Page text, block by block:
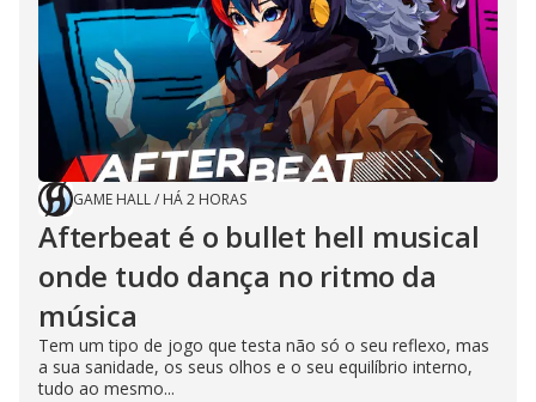
GAME HALL/ HÁ 2 HORAS
Afterbeat é o bullet hell musical
onde tudo dança no ritmo da
música
Tem um tipo de jogo que testa não só o seu reflexo, mas
a sua sanidade, os seus olhos e o seu equilíbrio interno,
tudo ao mesmo...